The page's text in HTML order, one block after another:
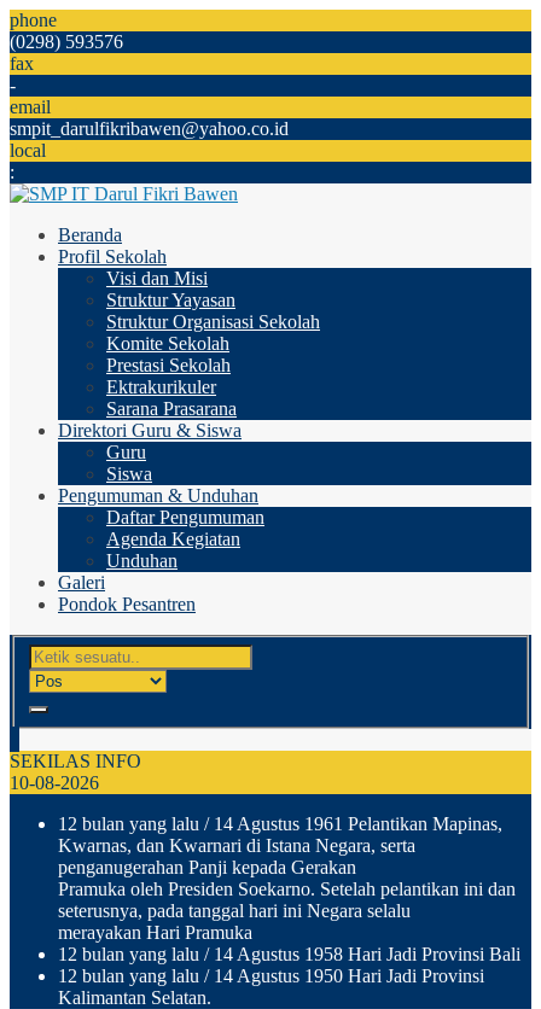
phone
(0298) 593576
fax
-
email
smpit_darulfikribawen@yahoo.co.id
local
:
Beranda
Profil Sekolah
Visi dan Misi
Struktur Yayasan
Struktur Organisasi Sekolah
Komite Sekolah
Prestasi Sekolah
Ektrakurikuler
Sarana Prasarana
Direktori Guru & Siswa
Guru
Siswa
Pengumuman & Unduhan
Daftar Pengumuman
Agenda Kegiatan
Unduhan
Galeri
Pondok Pesantren
SEKILAS INFO
10-08-2026
12 bulan yang lalu / 14 Agustus 1961 Pelantikan Mapinas,
Kwarnas, dan Kwarnari di Istana Negara, serta
penganugerahan Panji kepada Gerakan
Pramuka oleh Presiden Soekarno. Setelah pelantikan ini dan
seterusnya, pada tanggal hari ini Negara selalu
merayakan Hari Pramuka
12 bulan yang lalu / 14 Agustus 1958 Hari Jadi Provinsi Bali
12 bulan yang lalu / 14 Agustus 1950 Hari Jadi Provinsi
Kalimantan Selatan.